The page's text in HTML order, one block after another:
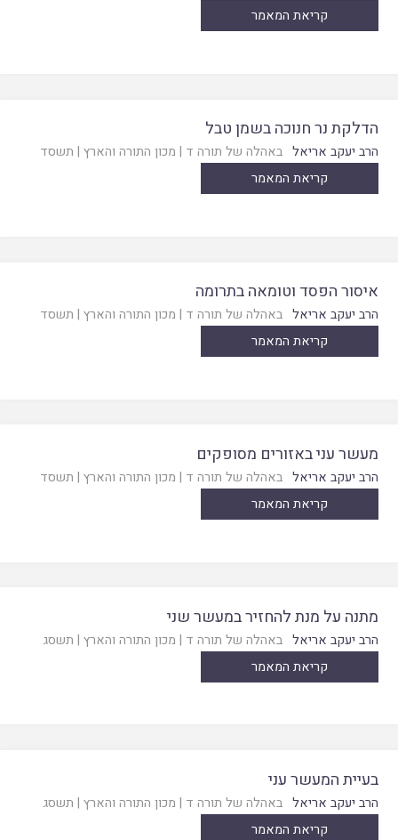
קריאת המאמר
הדלקת נר חנוכה בשמן טבל
הרב יעקב אריאל באהלה של תורה ד | מכון התורה והארץ | תשסד
קריאת המאמר
איסור הפסד וטומאה בתרומה
הרב יעקב אריאל באהלה של תורה ד | מכון התורה והארץ | תשסד
קריאת המאמר
מעשר עני באזורים מסופקים
הרב יעקב אריאל באהלה של תורה ד | מכון התורה והארץ | תשסד
קריאת המאמר
מתנה על מנת להחזיר במעשר שני
הרב יעקב אריאל באהלה של תורה ד | מכון התורה והארץ | תשסג
קריאת המאמר
בעיית המעשר עני
הרב יעקב אריאל באהלה של תורה ד | מכון התורה והארץ | תשסג
קריאת המאמר